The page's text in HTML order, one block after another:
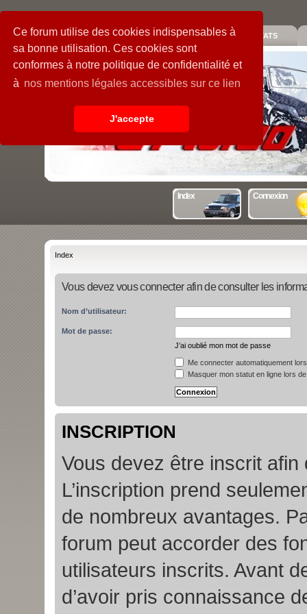
Ce forum utilise des cookies indispensables à
sa bonne utilisation. Ces cookies sont
conformes à notre politique de confidentialité et
à nos mentions légales accessibles sur ce lien
J'accepte
PIECES GALERIE GUIDE STATS
Index Connexion
Index
Vous devez vous connecter afin de consulter les
Nom d’utilisateur:
Mot de passe:
J’ai oublié mon mot de passe
Me connecter automatiquement
Masquer mon statut en ligne lors
INSCRIPTION
Vous devez être inscrit
L’inscription prend
de nombreux avantages.
forum peut accorder des
utilisateurs inscrits. Avant
d’avoir pris connaissance